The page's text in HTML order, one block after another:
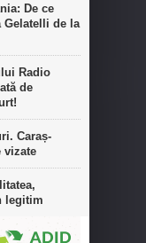
De ce
Gelatelli de la
Radio
de
Caraș-
vizate
legitim